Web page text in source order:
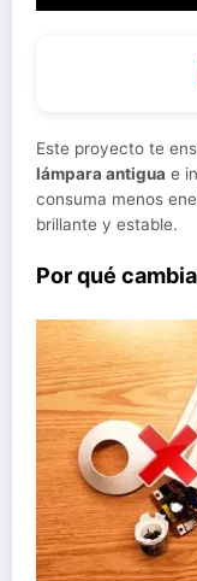
Este proyecto te
lámpara antigua e
consuma menos
brillante y estable.
Por qué